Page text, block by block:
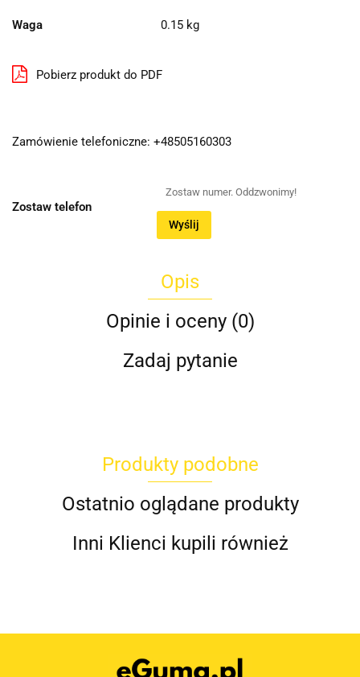
Waga 0.15 kg
Pobierz produkt do PDF
Zamówienie telefoniczne: +48505160303
Zostaw telefon
Wyślij
Opis
Opinie i oceny (0)
Zadaj pytanie
Produkty podobne
Ostatnio oglądane produkty
Inni Klienci kupili również